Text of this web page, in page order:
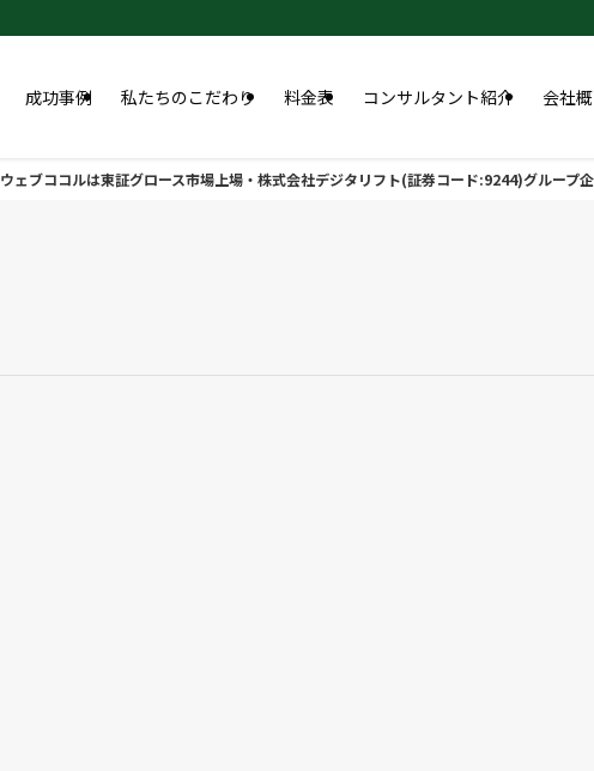
成功事例 私たちのこだわり 料金表 コンサルタント紹介 会社
ウェブココルは東証グロース市場上場・株式会社デジタリフト(証券コード:9244)グループ企